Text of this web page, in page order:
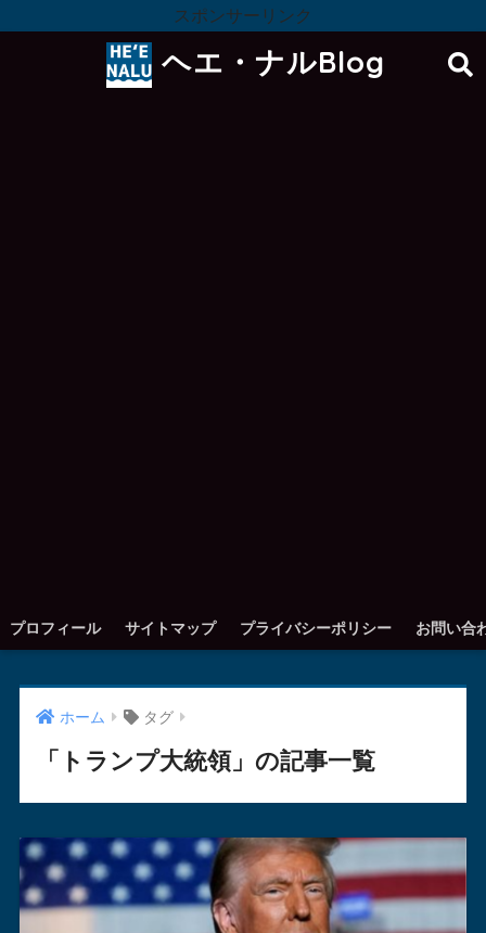
スポンサーリンク
ヘエ・ナルBlog
プロフィール サイトマップ プライバシーポリシー お問い合
ホーム タグ
「トランプ大統領」の記事一覧